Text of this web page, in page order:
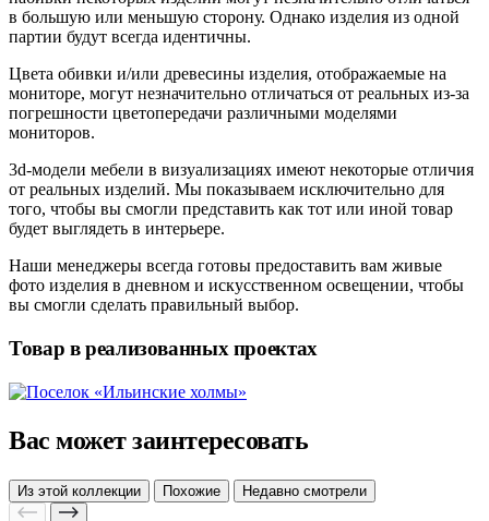
в большую или меньшую сторону. Однако изделия из одной
партии будут всегда идентичны.
Цвета обивки и/или древесины изделия, отображаемые на
мониторе, могут незначительно отличаться от реальных из-за
погрешности цветопередачи различными моделями
мониторов.
3d-модели мебели в визуализациях имеют некоторые отличия
от реальных изделий. Мы показываем исключительно для
того, чтобы вы смогли представить как тот или иной товар
будет выглядеть в интерьере.
Наши менеджеры всегда готовы предоставить вам живые
фото изделия в дневном и искусственном освещении, чтобы
вы смогли сделать правильный выбор.
Товар в реализованных проектах
Вас может заинтересовать
Из этой коллекции Похожие Недавно смотрели